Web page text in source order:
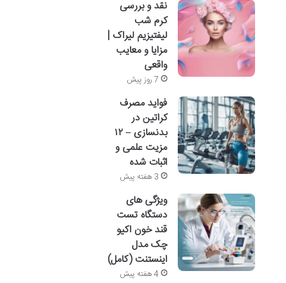
نقد و بررسی
کرم شب
لیفتیزیم لیراک |
مزایا و معایب
واقعی
7 روز پیش
فواید مصرف
کراتین در
بدنسازی – ۱۲
مزیت علمی و
اثبات شده
3 هفته پیش
ویژگی های
دستگاه تست
قند خون اکیو
چک مدل
اینستنت (کامل)
4 هفته پیش